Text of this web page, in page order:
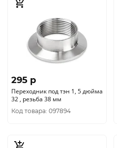
295 p
Переходник под тэн 1, 5 дюйма
32 , резьба 38 мм
Код товара: 097894